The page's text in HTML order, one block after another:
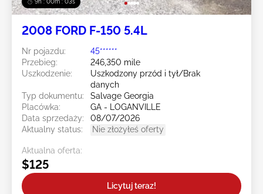
9h : 00m : 01s
2008 FORD F-150 5.4L
Nr pojazdu:
45******
Przebieg:
246,350 mile
Uszkodzenie:
Uszkodzony przód i tył/Brak
danych
Typ dokumentu:
Salvage Georgia
Placówka:
GA - LOGANVILLE
Data sprzedaży:
08/07/2026
Aktualny status:
Nie złożyłeś oferty
Aktualna oferta:
$125
Licytuj teraz!